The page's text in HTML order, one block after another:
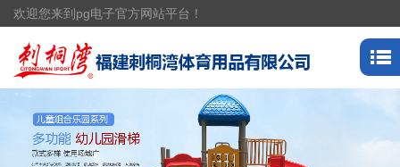
欢迎您来到pg电子官方网站平台！